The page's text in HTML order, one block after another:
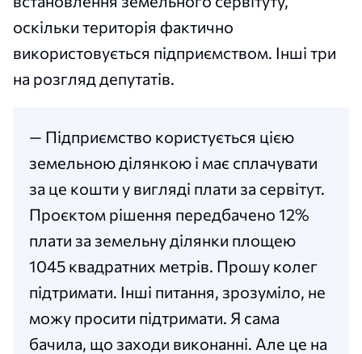
оскільки територія фактично
використовується підприємством. Інші три
на розгляд депутатів.
— Підприємство користується цією
земельною ділянкою і має сплачувати
за це кошти у вигляді плати за сервітут.
Проєктом рішення передбачено 12%
плати за земельну ділянки площею
1045 квадратних метрів. Прошу колег
підтримати. Інші питання, зрозуміло, не
можу просити підтримати. Я сама
бачила, що заходи виконанні. Але це на